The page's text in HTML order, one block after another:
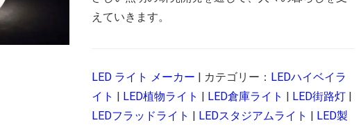
えていきます。
LED ライト メーカー | カテゴリー： LEDハイベイラ
イト | LED植物ライト | LED倉庫ライト | LED街路灯 |
LEDフラッドライト | LEDスタジアムライト | LED製